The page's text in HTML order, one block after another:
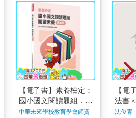
【電子書】素養檢定：
國小國文閱讀題組．閱
讀素養（低年級）
中華未來學校教育學會師資
【電
法書
沈俊青